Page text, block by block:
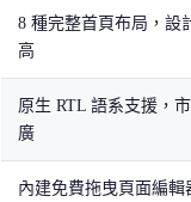
8 種完整首頁布局，設
高
原生 RTL 語系支援，
廣
內建免費拖曳頁面編輯